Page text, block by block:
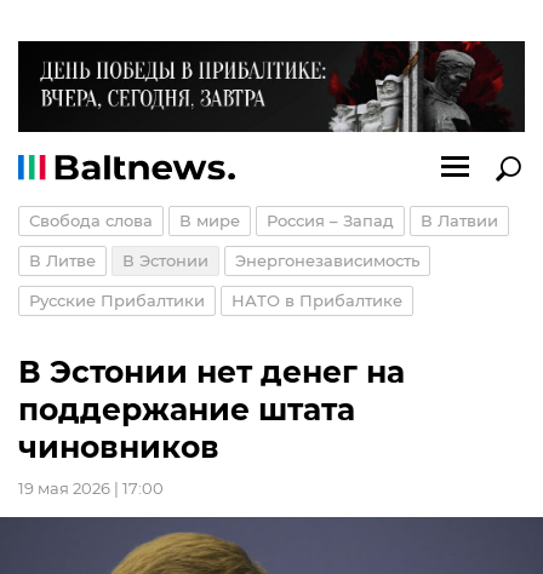
Свобода слова В мире Россия – Запад В Латвии
В Литве В Эстонии Энергонезависимость
Русские Прибалтики НАТО в Прибалтике
В Эстонии нет денег на
поддержание штата
чиновников
19 мая 2026 | 17:00